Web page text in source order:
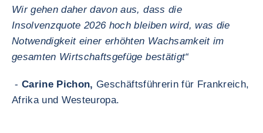
Wir gehen daher davon aus, dass die
Insolvenzquote 2026 hoch bleiben wird, was die
Notwendigkeit einer erhöhten Wachsamkeit im
gesamten Wirtschaftsgefüge bestätigt“
-Carine Pichon, Geschäftsführerin für Frankreich,
Afrika und Westeuropa.